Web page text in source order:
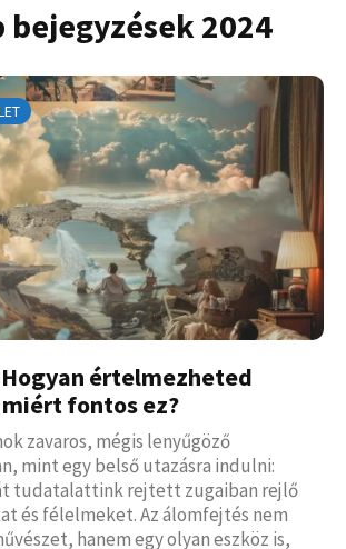
bejegyzések 2024
értelmezheted
fontos ez?
zavaros, mégis lenyűgöző
mint egy belső utazásra indulni:
tudatalattink rejtett zugaiban rejlő
és félelmeket. Az álomfejtés nem
hanem egy olyan eszköz is,